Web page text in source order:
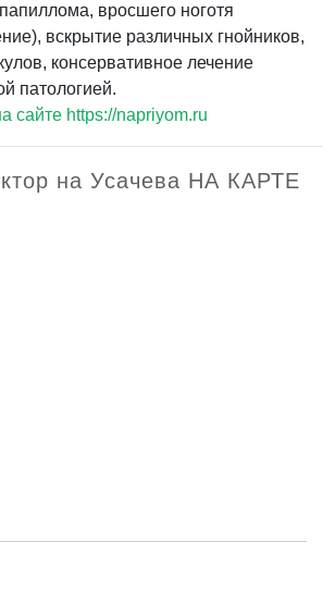
вросшего ноготя
вскрытие различных гнойников,
консервативное лечение
патологией.
сайте https://napriyom.ru
на Усачева НА КАРТЕ